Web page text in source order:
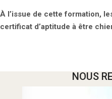
À l’issue de cette formation,
certificat d’aptitude à être
NOUS